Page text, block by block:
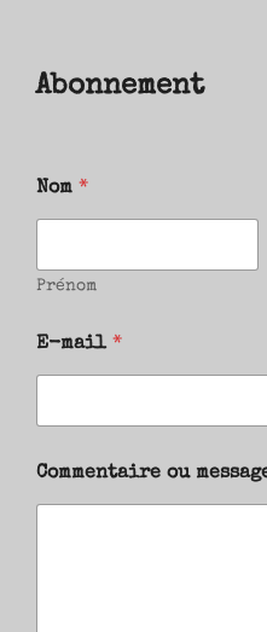
Abonnement
Nom *
Prénom
E-mail *
Commentaire ou